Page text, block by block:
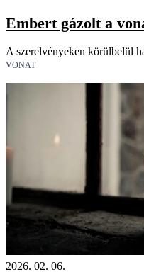
Embert gázolt a
A szerelvényeken körülbelül
VONAT
2026. 02. 06.